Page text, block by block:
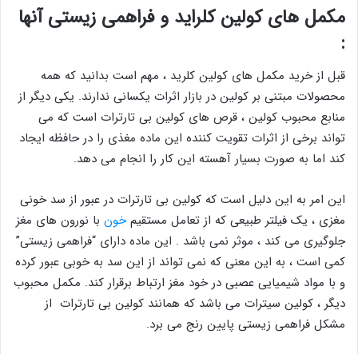
مکمل های کولین کلراید و فراهمی زیستی آنها
:
قبل از خرید مکمل های کولین کلرید ، مهم است بدانید که همه
محصولات مبتنی بر کولین در بازار اثرات یکسانی ندارند. یکی دیگر از
منابع محبوب کولین ، قرص های کولین بی تارترات است که می
تواند برخی از اثرات تقویت کننده این ماده مغذی را در حافظه ایجاد
کند اما به صورت بسیار آهسته این کار را انجام می دهد.
این امر به این دلیل است که کولین بی تارترات در عبور از سد خونی
مغزی ، یک فیلتر طبیعی که از تعامل مستقیمخون با نورون های مغز
جلوگیری می کند ، موثر نمی باشد . این ماده دارای “فراهمی زیستی”
کمی است ، به این معنی که نمی تواند از این سد به خوبی عبور کرده
و با مواد شیمیایی عصبی در خود مغز ارتباط برقرار کند. مکمل محبوب
دیگر ، کولین سیترات می باشد که همانند کولین بی تارترات از
مشکل فراهمی زیستی پایین رنج می برد.